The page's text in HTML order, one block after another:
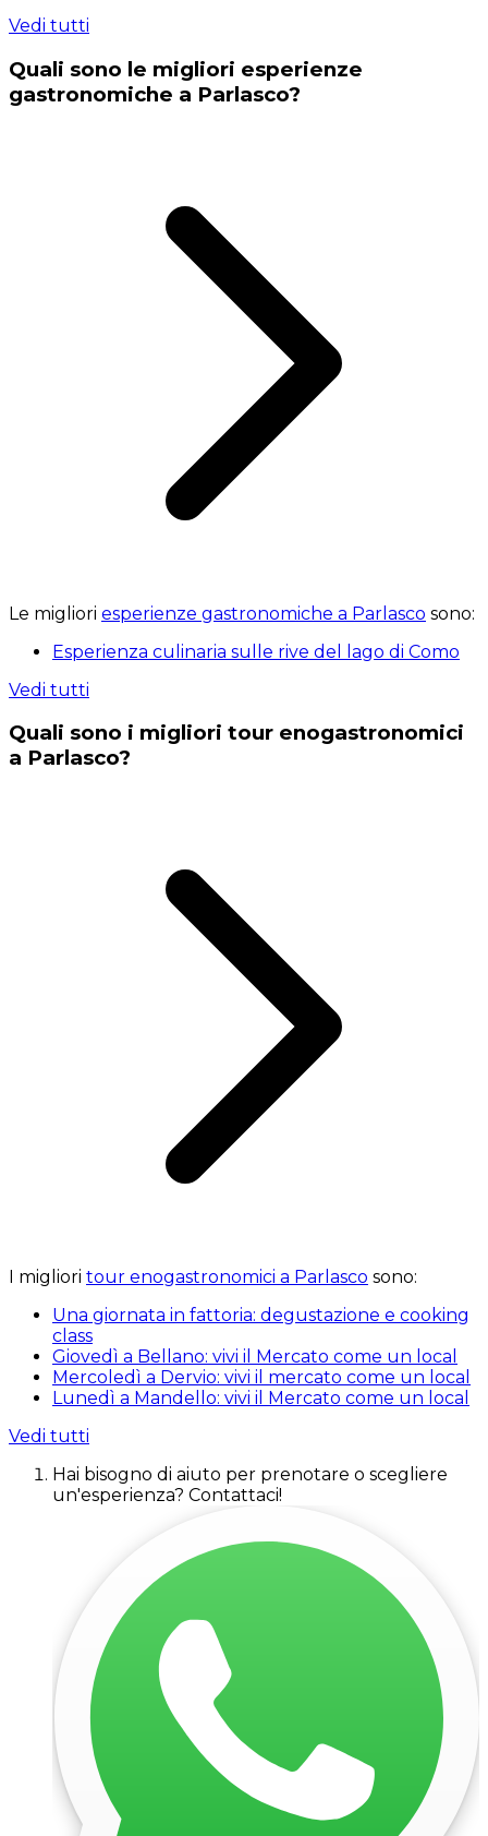
Vedi tutti
Quali sono le migliori esperienze
gastronomiche a Parlasco?
Le migliori esperienze gastronomiche a Parlasco sono:
Esperienza culinaria sulle rive del lago di Como
Vedi tutti
Quali sono i migliori tour enogastronomici
a Parlasco?
I migliori tour enogastronomici a Parlasco sono:
Una giornata in fattoria: degustazione e cooking
class
Giovedì a Bellano: vivi il Mercato come un local
Mercoledì a Dervio: vivi il mercato come un local
Lunedì a Mandello: vivi il Mercato come un local
Vedi tutti
Hai bisogno di aiuto per prenotare o scegliere
un'esperienza? Contattaci!